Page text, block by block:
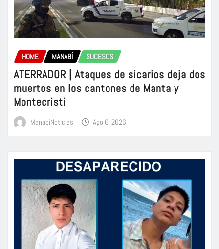
HOME MANABÍ SUCESOS
ATERRADOR | Ataques de sicarios deja dos
muertos en los cantones de Manta y
Montecristi
ManabiNoticias Ago 6, 2026